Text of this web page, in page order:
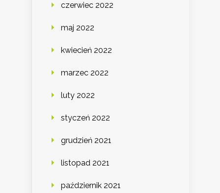
czerwiec 2022
maj 2022
kwiecień 2022
marzec 2022
luty 2022
styczeń 2022
grudzień 2021
listopad 2021
październik 2021